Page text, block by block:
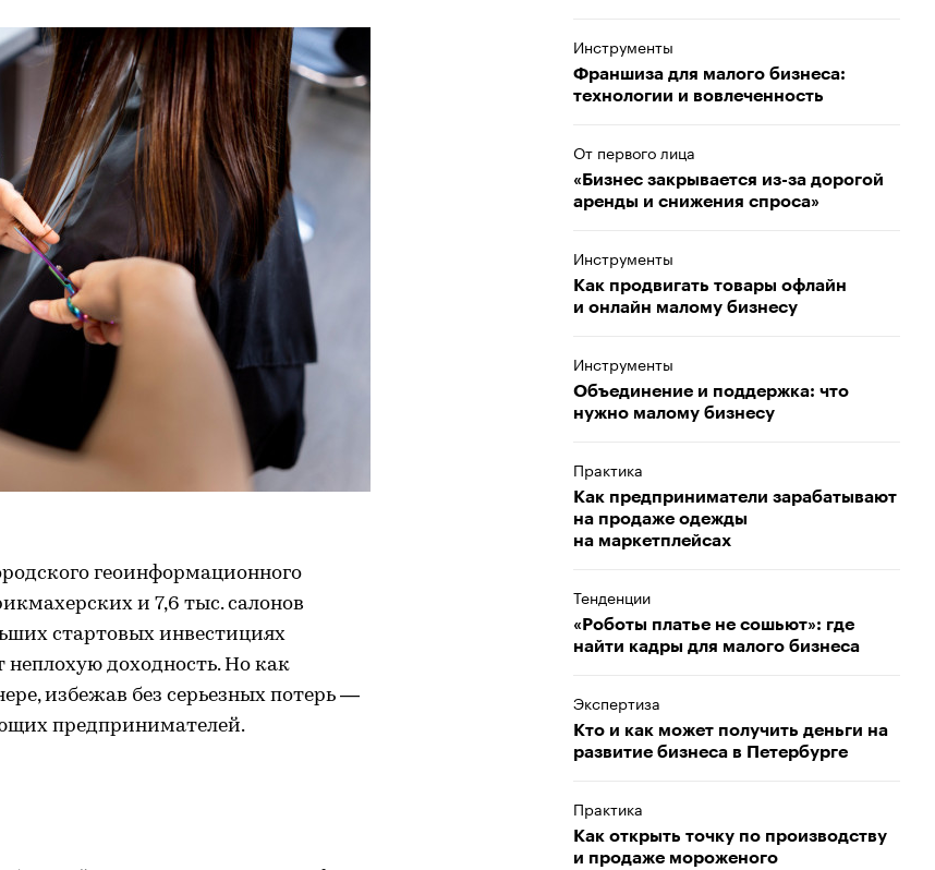
геоинформационного
и 7,6 тыс. салонов
стартовых инвестициях
неплохую доходность. Но как
избежав без серьезных потерь —
предпринимателей.
Инструменты
Франшиза для малого бизнеса:
технологии и вовлеченность
От первого лица
«Бизнес закрывается из-за дорогой
аренды и снижения спроса»
Инструменты
Как продвигать товары офлайн
и онлайн малому бизнесу
Инструменты
Объединение и поддержка: что
нужно малому бизнесу
Практика
Как предприниматели зарабатывают
на продаже одежды
на маркетплейсах
Тенденции
«Роботы платье не сошьют»: где
найти кадры для малого бизнеса
Экспертиза
Кто и как может получить деньги на
развитие бизнеса в Петербурге
Практика
Как открыть точку по производству
и продаже мороженого